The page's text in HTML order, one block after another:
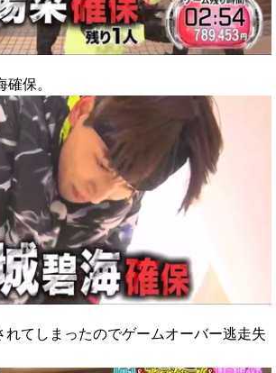
保。
れてしまったのでゲームオーバー逃走失